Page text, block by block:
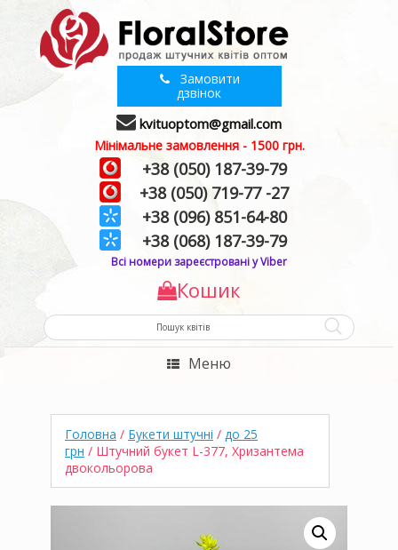
Замовити
дзвінок
kvituoptom@gmail.com
Мінімальне замовлення - 1500 грн.
+38 (050) 187-39-79
+38 (050) 719-77 -27
+38 (096) 851-64-80
+38 (068) 187-39-79
Всі номери зареєстровані у Viber
Кошик
Меню
Головна / Букети штучні / до 25
грн / Штучний букет L-377, Хризантема
двокольорова